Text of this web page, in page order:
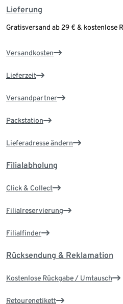
Lieferung
Gratisversand ab 29 € & kostenlose
Versandkosten
Lieferzeit
Versandpartner
Packstation
Lieferadresse ändern
Filialabholung
Click & Collect
Filialreservierung
Filialfinder
Rücksendung & Reklamation
Kostenlose Rückgabe / Umtausch
Retourenetikett